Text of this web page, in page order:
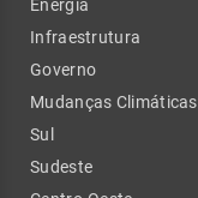
Energia
Infraestrutura
Governo
Mudanças Climáticas
Sul
Sudeste